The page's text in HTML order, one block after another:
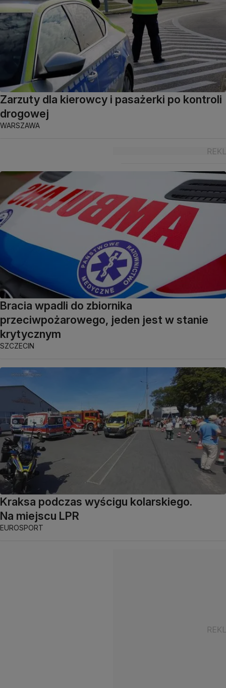
Zarzuty dla kierowcy i pasażerki po kontroli
drogowej
WARSZAWA
Bracia wpadli do zbiornika
przeciwpożarowego, jeden jest w stanie
krytycznym
SZCZECIN
Kraksa podczas wyścigu kolarskiego.
Na miejscu LPR
EUROSPORT